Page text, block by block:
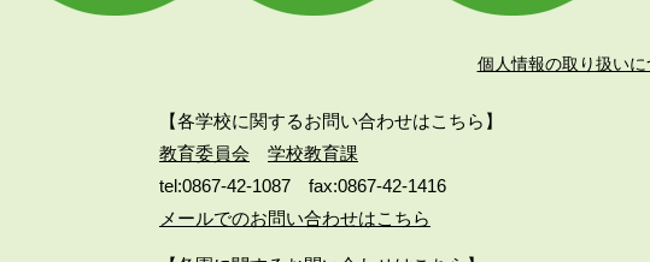
個人情報の取り扱いに
【各学校に関するお問い合わせはこちら】
教育委員会
学校教育課
tel:0867-42-1087
fax:0867-42-1416
メールでのお問い合わせはこちら